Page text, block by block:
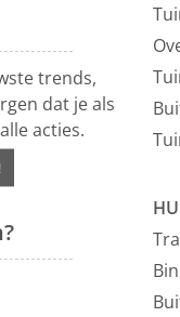
trends,
dat je als
acties.